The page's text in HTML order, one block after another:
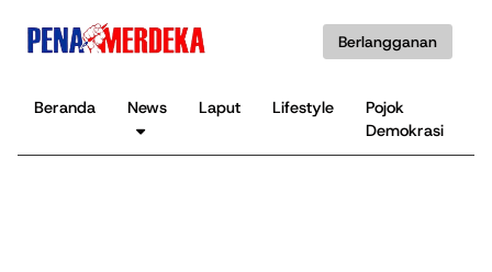
Berlangganan
Beranda News Laput Lifestyle
Pojok
Demokrasi